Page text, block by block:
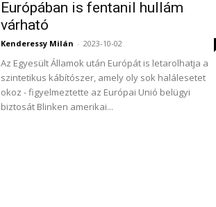
Európában is fentanil hullám
várható
Kenderessy Milán - 2023-10-02
Az Egyesült Államok után Európát is letarolhatja a
szintetikus kábítószer, amely oly sok halálesetet
okoz - figyelmeztette az Európai Unió belügyi
biztosát Blinken amerikai...